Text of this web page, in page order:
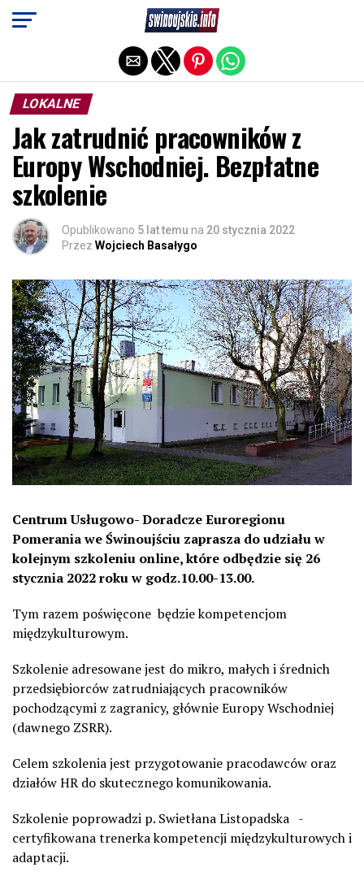
LOKALNE
Jak zatrudnić pracowników z
Europy Wschodniej. Bezpłatne
szkolenie
Opublikowano 5 lat temu na 20 stycznia 2022
Przez Wojciech Basałygo
Centrum Usługowo- Doradcze Euroregionu
Pomerania we Świnoujściu zaprasza do udziału w
kolejnym szkoleniu online, które odbędzie się 26
stycznia 2022 roku w godz.10.00-13.00.
Tym razem poświęcone będzie kompetencjom
międzykulturowym.
Szkolenie adresowane jest do mikro, małych i średnich
przedsiębiorców zatrudniających pracowników
pochodzącymi z zagranicy, głównie Europy Wschodniej
(dawnego ZSRR).
Celem szkolenia jest przygotowanie pracodawców oraz
działów HR do skutecznego komunikowania.
Szkolenie poprowadzi p. Swietłana Listopadska -
certyfikowana trenerka kompetencji międzykulturowych i
adaptacji.
Exit mobile version